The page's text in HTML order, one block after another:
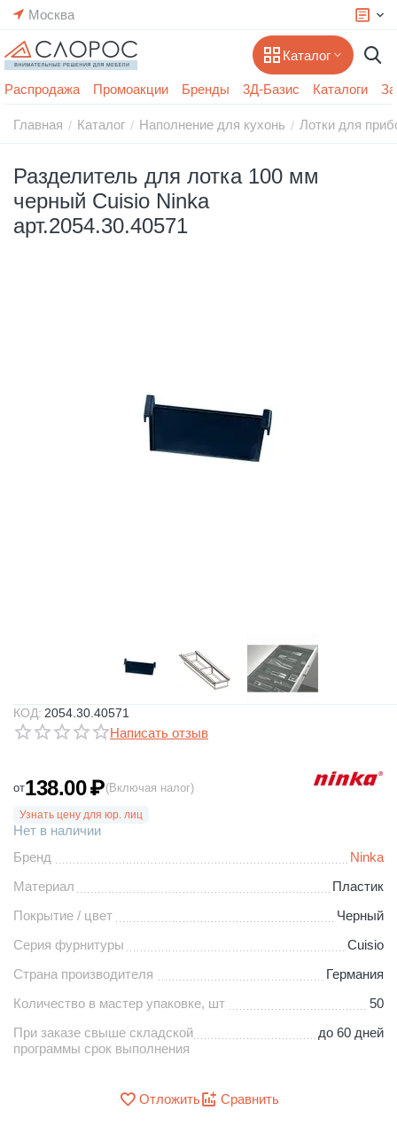
Москва
Каталог
Распродажа Промоакции Бренды 3Д-Базис Каталоги
Главная / Каталог / Наполнение для кухонь / Лотки для
Разделитель для лотка 100 мм
черный Cuisio Ninka
арт.2054.30.40571
КОД: 2054.30.40571
Написать отзыв
от138.00₽(Включая налог)
Узнать цену для юр. лиц
Нет в наличии
Бренд
Ninka
Материал
Пластик
Покрытие / цвет
Черный
Серия фурнитуры
Cuisio
Страна производителя
Германия
Количество в мастер упаковке, шт
50
При заказе свыше складской
программы срок выполнения
до 60 дней
Отложить Сравнить